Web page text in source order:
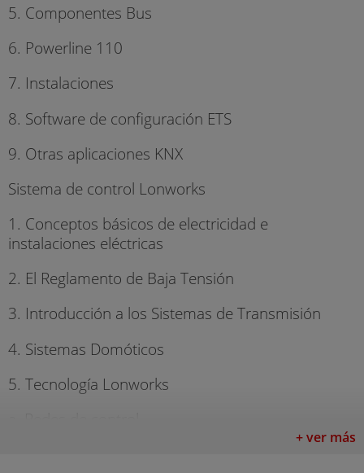
5. Componentes Bus
6. Powerline 110
7. Instalaciones
8. Software de configuración ETS
9. Otras aplicaciones KNX
Sistema de control Lonworks
1. Conceptos básicos de electricidad e
instalaciones eléctricas
2. El Reglamento de Baja Tensión
3. Introducción a los Sistemas de Transmisión
4. Sistemas Domóticos
5. Tecnología Lonworks
+ ver más